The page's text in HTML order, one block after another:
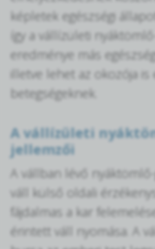
képletek egészségi
így a vállízületi
eredménye más
illetve lehet az okozója is
betegségeknek.
A vállízületi
jellemzői
A vállban lévő
váll külső oldali
fájdalmas a kar
érintett váll nyomása. A